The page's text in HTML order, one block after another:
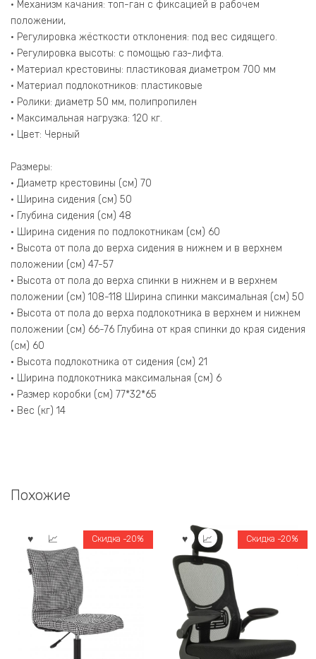
• Механизм качания: топ-ган с фиксацией в рабочем
положении,
• Регулировка жёсткости отклонения: под вес сидящего.
• Регулировка высоты: с помощью газ-лифта.
• Материал крестовины: пластиковая диаметром 700 мм
• Материал подлокотников: пластиковые
• Ролики: диаметр 50 мм, полипропилен
• Максимальная нагрузка: 120 кг.
• Цвет: Черный
Размеры:
• Диаметр крестовины (см) 70
• Ширина сидения (см) 50
• Глубина сидения (см) 48
• Ширина сидения по подлокотникам (см) 60
• Высота от пола до верха сидения в нижнем и в верхнем
положении (см) 47-57
• Высота от пола до верха спинки в нижнем и в верхнем
положении (см) 108-118 Ширина спинки максимальная (см) 50
• Высота от пола до верха подлокотника в верхнем и нижнем
положении (см) 66-76 Глубина от края спинки до края сидения
(см) 60
• Высота подлокотника от сидения (см) 21
• Ширина подлокотника максимальная (см) 6
• Размер коробки (см) 77*32*65
• Вес (кг) 14
Похожие
Скидка -20% Скидка -20%